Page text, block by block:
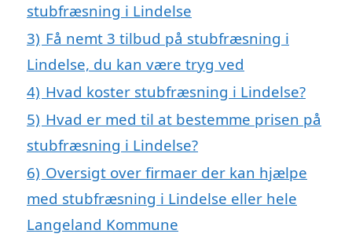
stubfræsning i Lindelse
3) Få nemt 3 tilbud på stubfræsning i
Lindelse, du kan være tryg ved
4) Hvad koster stubfræsning i Lindelse?
5) Hvad er med til at bestemme prisen på
stubfræsning i Lindelse?
6) Oversigt over firmaer der kan hjælpe
med stubfræsning i Lindelse eller hele
Langeland Kommune